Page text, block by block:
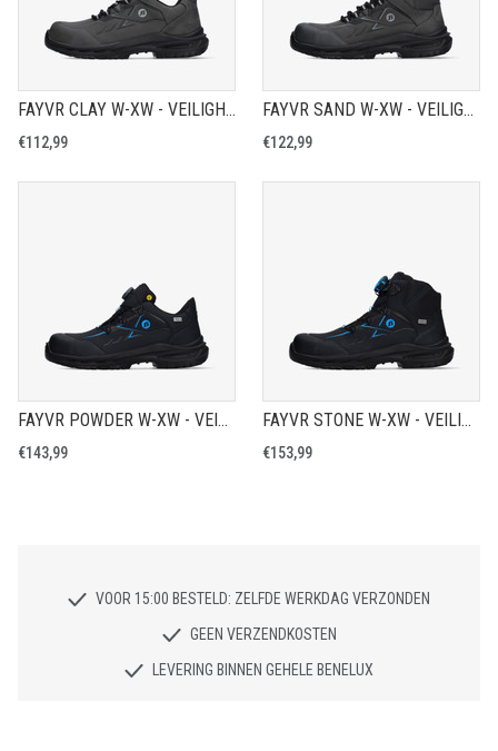
FAYVR CLAY W-XW - VEILIGHEIDSCHOEN S3S
€112,99
FAYVR SAND W-XW - VEILIGHEIDSCHOEN S3S
€122,99
FAYVR POWDER W-XW - VEILIGHEIDSCHOEN S7S
€143,99
FAYVR STONE W-XW - VEILIGHEIDSCHOEN S7S
€153,99
VOOR 15:00 BESTELD: ZELFDE WERKDAG VERZONDEN
GEEN VERZENDKOSTEN
LEVERING BINNEN GEHELE BENELUX